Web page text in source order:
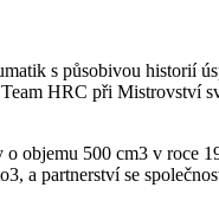
s působivou historií
HRC při
500 cm3 v roce
a partnerství se